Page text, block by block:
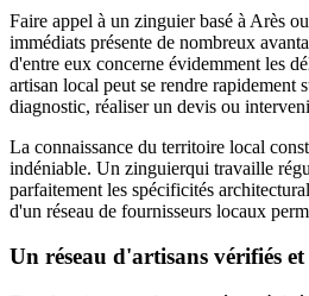
Faire appel à un zinguierbasé à Arès
immédiats présente de nombreux
d'entre eux concerne évidemment les
artisan local peut se rendre rapidement
diagnostic, réaliser un devis ou
La connaissance du territoire local
indéniable. Un zinguierqui travaille
parfaitement les spécificités
d'un réseau de fournisseurs locaux
Un réseau d'artisans vérifiés